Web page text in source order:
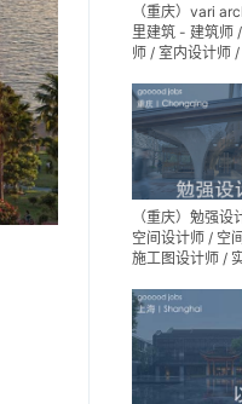
（重庆）vari
里建筑 - 建筑师
师 / 室内设计师
（重庆）勉强设
空间设计师 / 空
施工图设计师 /